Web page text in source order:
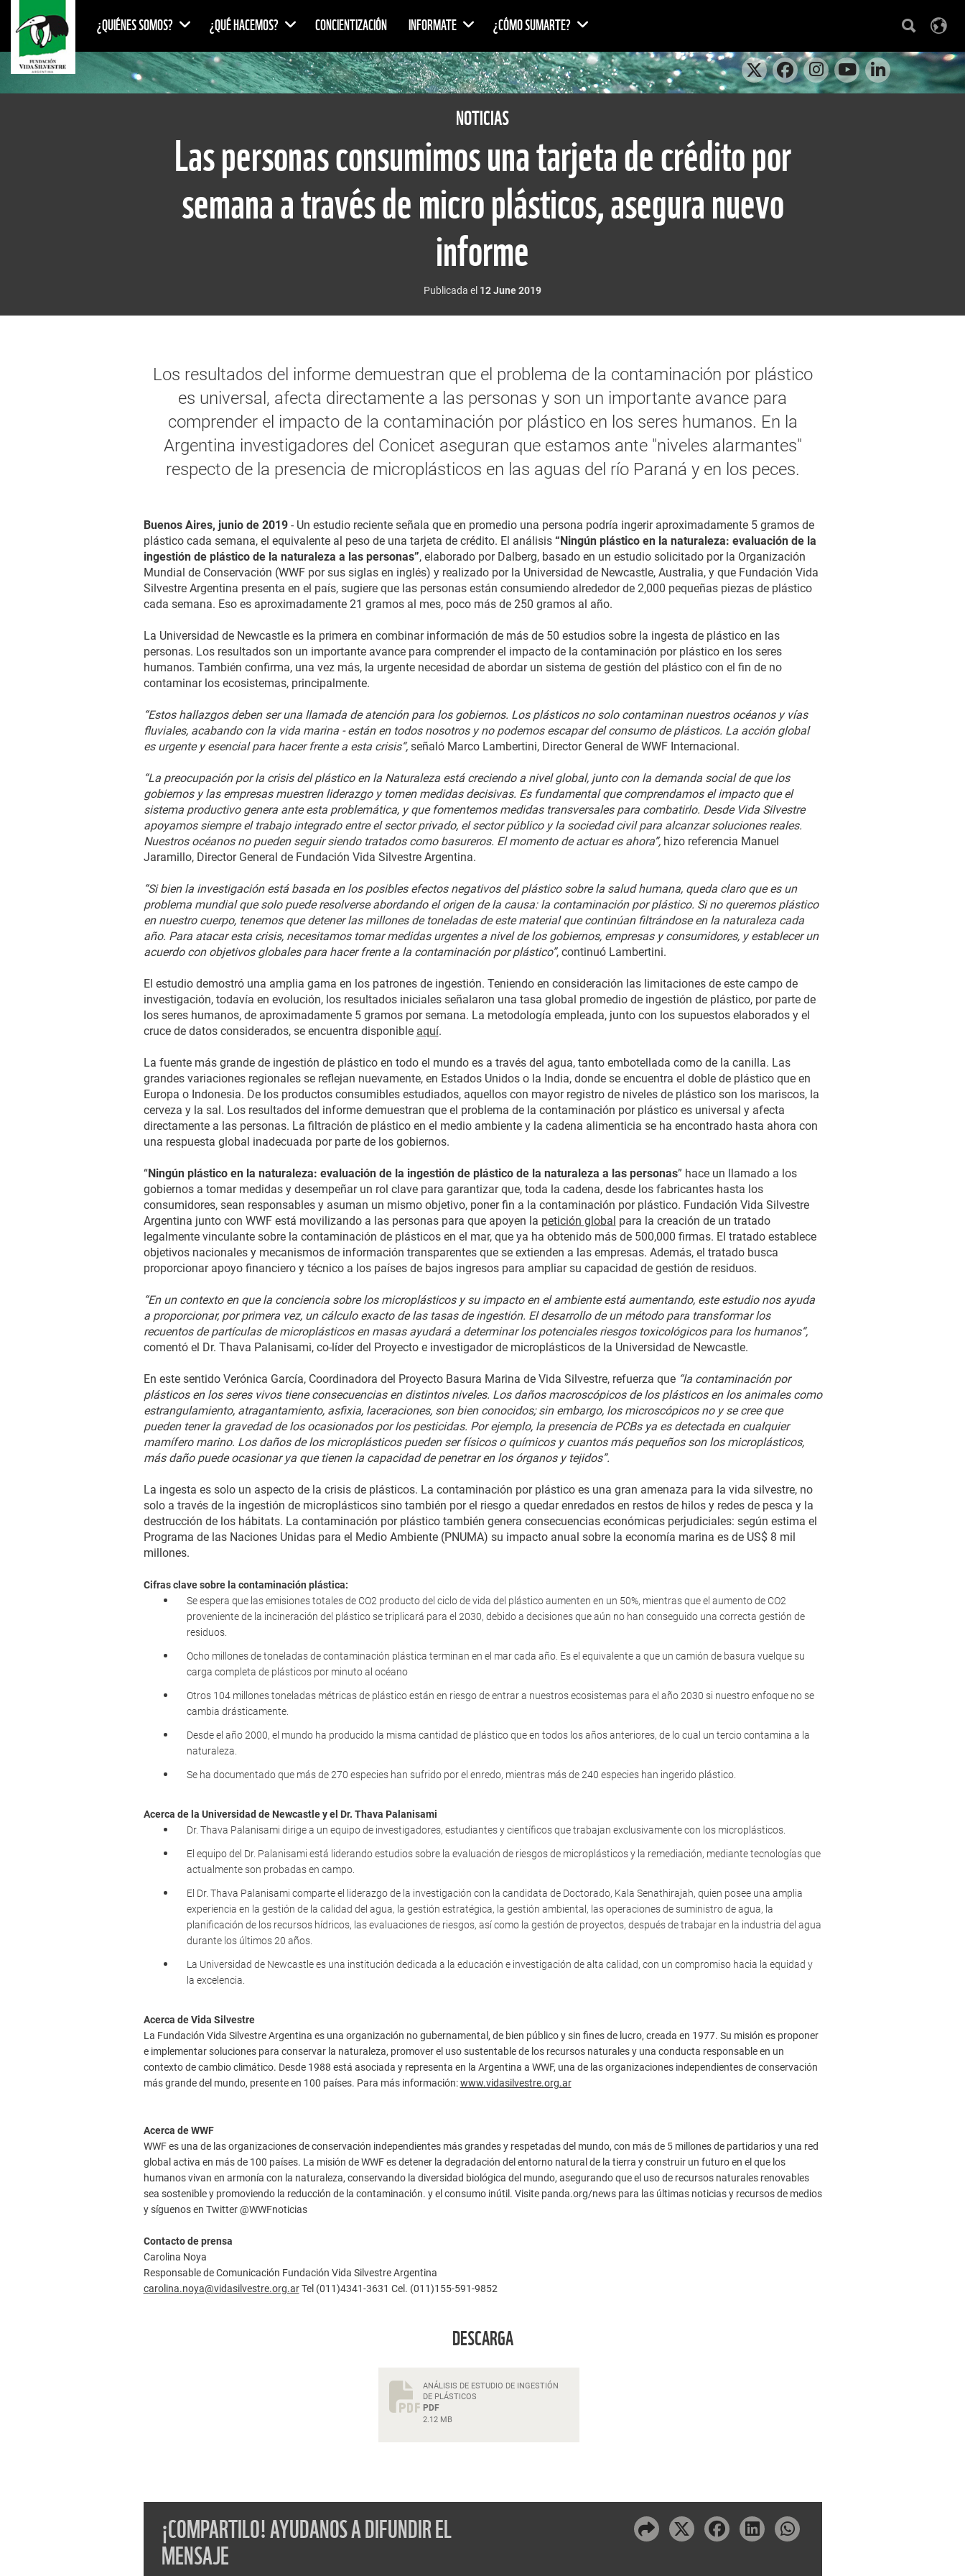
¿QUIÉNES SOMOS? ¿QUÉ HACEMOS? CONCIENTIZACIÓN INFORMATE ¿CÓMO SUMARTE?
NOTICIAS
Las personas consumimos una tarjeta de crédito por
semana a través de micro plásticos, asegura nuevo
informe
Publicada el 12 June 2019
Los resultados del informe demuestran que el problema de la contaminación por plástico
es universal, afecta directamente a las personas y son un importante avance para
comprender el impacto de la contaminación por plástico en los seres humanos. En la
Argentina investigadores del Conicet aseguran que estamos ante "niveles alarmantes"
respecto de la presencia de microplásticos en las aguas del río Paraná y en los peces.
Buenos Aires, junio de 2019- Un estudio reciente señala que en promedio una persona podría ingerir aproximadamente 5 gramos de
plástico cada semana, el equivalente al peso de una tarjeta de crédito. El análisis “Ningún plástico en la naturaleza: evaluación de la
ingestión de plástico de la naturaleza a las personas”, elaborado por Dalberg, basado en un estudio solicitado por la Organización
Mundial de Conservación (WWF por sus siglas en inglés) y realizado por la Universidad de Newcastle, Australia, y que Fundación Vida
Silvestre Argentina presenta en el país, sugiere que las personas están consumiendo alrededor de 2,000 pequeñas piezas de plástico
cada semana. Eso es aproximadamente 21 gramos al mes, poco más de 250 gramos al año.
La Universidad de Newcastle es la primera en combinar información de más de 50 estudios sobre la ingesta de plástico en las
personas. Los resultados son un importante avance para comprender el impacto de la contaminación por plástico en los seres
humanos. También confirma, una vez más, la urgente necesidad de abordar un sistema de gestión del plástico con el fin de no
contaminar los ecosistemas, principalmente.
“Estos hallazgos deben ser una llamada de atención para los gobiernos. Los plásticos no solo contaminan nuestros océanos y vías
fluviales, acabando con la vida marina - están en todos nosotros y no podemos escapar del consumo de plásticos. La acción global
es urgente y esencial para hacer frente a esta crisis“,señaló Marco Lambertini, Director General de WWF Internacional.
“La preocupación por la crisis del plástico en la Naturaleza está creciendo a nivel global, junto con la demanda social de que los
gobiernos y las empresas muestren liderazgo y tomen medidas decisivas. Es fundamental que comprendamos el impacto que el
sistema productivo genera ante esta problemática, y que fomentemos medidas transversales para combatirlo. Desde Vida Silvestre
apoyamos siempre el trabajo integrado entre el sector privado, el sector público y la sociedad civil para alcanzar soluciones reales.
Nuestros océanos no pueden seguir siendo tratados como basureros. El momento de actuar es ahora”, hizo referencia Manuel
Jaramillo, Director General de Fundación Vida Silvestre Argentina.
“Si bien la investigación está basada en los posibles efectos negativos del plástico sobre la salud humana, queda claro que es un
problema mundial que solo puede resolverse abordando el origen de la causa: la contaminación por plástico. Si no queremos plástico
en nuestro cuerpo, tenemos que detener las millones de toneladas de este material que continúan filtrándose en la naturaleza cada
año. Para atacar esta crisis, necesitamos tomar medidas urgentes a nivel de los gobiernos, empresas y consumidores, y establecer un
acuerdo con objetivos globales para hacer frente a la contaminación por plástico”, continuó Lambertini.
El estudio demostró una amplia gama en los patrones de ingestión. Teniendo en consideración las limitaciones de este campo de
investigación, todavía en evolución, los resultados iniciales señalaron una tasa global promedio de ingestión de plástico, por parte de
los seres humanos, de aproximadamente 5 gramos por semana. La metodología empleada, junto con los supuestos elaborados y el
cruce de datos considerados, se encuentra disponible aquí.
La fuente más grande de ingestión de plástico en todo el mundo es a través del agua, tanto embotellada como de la canilla. Las
grandes variaciones regionales se reflejan nuevamente, en Estados Unidos o la India, donde se encuentra el doble de plástico que en
Europa o Indonesia. De los productos consumibles estudiados, aquellos con mayor registro de niveles de plástico son los mariscos, la
cerveza y la sal. Los resultados del informe demuestran que el problema de la contaminación por plástico es universal y afecta
directamente a las personas. La filtración de plástico en el medio ambiente y la cadena alimenticia se ha encontrado hasta ahora con
una respuesta global inadecuada por parte de los gobiernos.
“Ningún plástico en la naturaleza: evaluación de la ingestión de plástico de la naturaleza a las personas” hace un llamado a los
gobiernos a tomar medidas y desempeñar un rol clave para garantizar que, toda la cadena, desde los fabricantes hasta los
consumidores, sean responsables y asuman un mismo objetivo, poner fin a la contaminación por plástico. Fundación Vida Silvestre
Argentina junto con WWF está movilizando a las personas para que apoyen la petición global para la creación de un tratado
legalmente vinculante sobre la contaminación de plásticos en el mar, que ya ha obtenido más de 500,000 firmas. El tratado establece
objetivos nacionales y mecanismos de información transparentes que se extienden a las empresas. Además, el tratado busca
proporcionar apoyo financiero y técnico a los países de bajos ingresos para ampliar su capacidad de gestión de residuos.
“En un contexto en que la conciencia sobre los microplásticos y su impacto en el ambiente está aumentando, este estudio nos ayuda
a proporcionar, por primera vez, un cálculo exacto de las tasas de ingestión. El desarrollo de un método para transformar los
recuentos de partículas de microplásticos en masas ayudará a determinar los potenciales riesgos toxicológicos para los humanos“,
comentó el Dr. Thava Palanisami, co-líder del Proyecto e investigador de microplásticos de la Universidad de Newcastle.
En este sentido Verónica García, Coordinadora del Proyecto Basura Marina de Vida Silvestre, refuerza que “la contaminación por
plásticos en los seres vivos tiene consecuencias en distintos niveles. Los daños macroscópicos de los plásticos en los animales como
estrangulamiento, atragantamiento, asfixia, laceraciones, son bien conocidos; sin embargo, los microscópicos no y se cree que
pueden tener la gravedad de los ocasionados por los pesticidas. Por ejemplo, la presencia de PCBs ya es detectada en cualquier
mamífero marino. Los daños de los microplásticos pueden ser físicos o químicos y cuantos más pequeños son los microplásticos,
más daño puede ocasionar ya que tienen la capacidad de penetrar en los órganos y tejidos”.
La ingesta es solo un aspecto de la crisis de plásticos. La contaminación por plástico es una gran amenaza para la vida silvestre, no
solo a través de la ingestión de microplásticos sino también por el riesgo a quedar enredados en restos de hilos y redes de pesca y la
destrucción de los hábitats. La contaminación por plástico también genera consecuencias económicas perjudiciales: según estima el
Programa de las Naciones Unidas para el Medio Ambiente (PNUMA) su impacto anual sobre la economía marina es de US$ 8 mil
millones.
Cifras clave sobre la contaminación plástica:
Se espera que las emisiones totales de CO2 producto del ciclo de vida del plástico aumenten en un 50%, mientras que el aumento de CO2
proveniente de la incineración del plástico se triplicará para el 2030, debido a decisiones que aún no han conseguido una correcta gestión de
residuos.
Ocho millones de toneladas de contaminación plástica terminan en el mar cada año. Es el equivalente a que un camión de basura vuelque su
carga completa de plásticos por minuto al océano
Otros 104 millones toneladas métricas de plástico están en riesgo de entrar a nuestros ecosistemas para el año 2030 si nuestro enfoque no se
cambia drásticamente.
Desde el año 2000, el mundo ha producido la misma cantidad de plástico que en todos los años anteriores, de lo cual un tercio contamina a la
naturaleza.
Se ha documentado que más de 270 especies han sufrido por el enredo, mientras más de 240 especies han ingerido plástico.
Acerca de la Universidad de Newcastle y el Dr. Thava Palanisami
Dr. Thava Palanisami dirige a un equipo de investigadores, estudiantes y científicos que trabajan exclusivamente con los microplásticos.
El equipo del Dr. Palanisami está liderando estudios sobre la evaluación de riesgos de microplásticos y la remediación, mediante tecnologías que
actualmente son probadas en campo.
El Dr. Thava Palanisami comparte el liderazgo de la investigación con la candidata de Doctorado, Kala Senathirajah, quien posee una amplia
experiencia en la gestión de la calidad del agua, la gestión estratégica, la gestión ambiental, las operaciones de suministro de agua, la
planificación de los recursos hídricos, las evaluaciones de riesgos, así como la gestión de proyectos, después de trabajar en la industria del agua
durante los últimos 20 años.
La Universidad de Newcastle es una institución dedicada a la educación e investigación de alta calidad, con un compromiso hacia la equidad y
la excelencia.
Acerca de Vida Silvestre
La Fundación Vida Silvestre Argentina es una organización no gubernamental, de bien público y sin fines de lucro, creada en 1977. Su misión es proponer
e implementar soluciones para conservar la naturaleza, promover el uso sustentable de los recursos naturales y una conducta responsable en un
contexto de cambio climático. Desde 1988 está asociada y representa en la Argentina a WWF, una de las organizaciones independientes de conservación
más grande del mundo, presente en 100 países. Para más información:www.vidasilvestre.org.ar
Acerca de WWF
WWF es una de las organizaciones de conservación independientes más grandes y respetadas del mundo, con más de 5 millones de partidarios y una red
global activa en más de 100 países. La misión de WWF es detener la degradación del entorno natural de la tierra y construir un futuro en el que los
humanos vivan en armonía con la naturaleza, conservando la diversidad biológica del mundo, asegurando que el uso de recursos naturales renovables
sea sostenible y promoviendo la reducción de la contaminación. y el consumo inútil. Visite panda.org/news para las últimas noticias y recursos de medios
y síguenos en Twitter @WWFnoticias
Contacto de prensa
Carolina Noya
Responsable de Comunicación Fundación Vida Silvestre Argentina
carolina.noya@vidasilvestre.org.arTel (011)4341-3631 Cel. (011)155-591-9852
DESCARGA
ANÁLISIS DE ESTUDIO DE INGESTIÓN
DE PLÁSTICOS
PDF
2.12 MB
¡COMPARTILO! AYUDANOS A DIFUNDIR EL
MENSAJE